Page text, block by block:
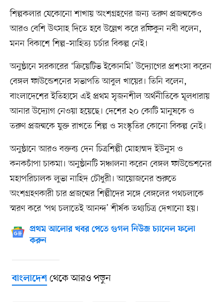
শিল্পকলার যেকোনো শাখায় অংশগ্রহণের জন্য তরুণ প্রজন্মকেও
আরও বেশি উৎসাহ দিতে হবে উল্লেখ করে রফিকুন নবী বলেন,
মনন বিকাশে শিল্প–সাহিত্য চর্চার বিকল্প নেই।
অনুষ্ঠানে সরকারের ‘ক্রিয়েটিভ ইকোনমি’ উদ্যোগের প্রশংসা করেন
বেঙ্গল ফাউন্ডেশনের সভাপতি আবুল খায়ের। তিনি বলেন,
বাংলাদেশের ইতিহাসে এই প্রথম সৃজনশীল অর্থনীতিকে মূলধারায়
আনার উদ্যোগ নেওয়া হয়েছে। দেশের ২০ কোটি মানুষকে ও
তরুণ প্রজন্মকে যুক্ত রাখতে শিল্প ও সংস্কৃতির কোনো বিকল্প নেই।
অনুষ্ঠানে আরও বক্তব্য দেন চিত্রশিল্পী মোহাম্মদ ইউনুস ও
কনকচাঁপা চাকমা। অনুষ্ঠানটি সঞ্চালনা করেন বেঙ্গল ফাউন্ডেশনের
মহাপরিচালক লুভা নাহিদ চৌধুরী। আয়োজনের শুরুতে
অংশগ্রহণকারী চার প্রজন্মের শিল্পীদের সঙ্গে বেঙ্গলের পথচলাকে
স্মরণ করে ‘পথ চলাতেই আনন্দ’ শীর্ষক তথ্যচিত্র দেখানো হয়।
প্রথম আলোর খবর পেতে গুগল নিউজ চ্যানেল ফলো
করুন
বাংলাদেশথেকে আরও পড়ুন